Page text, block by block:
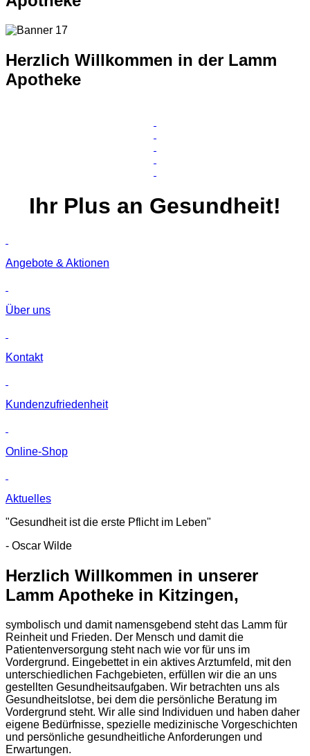
Herzlich Willkommen in der Lamm
Apotheke
Ihr Plus an Gesundheit!
Angebote & Aktionen
Über uns
Kontakt
Kunden­zufriedenheit
Online-Shop
Aktuelles
"Gesundheit ist die erste Pflicht im Leben"
- Oscar Wilde
Herzlich Willkommen in unserer
Lamm Apotheke in Kitzingen,
symbolisch und damit namensgebend steht das Lamm für
Reinheit und Frieden. Der Mensch und damit die
Patientenversorgung steht nach wie vor für uns im
Vordergrund. Eingebettet in ein aktives Arztumfeld, mit den
unterschiedlichen Fachgebieten, erfüllen wir die an uns
gestellten Gesundheitsaufgaben. Wir betrachten uns als
Gesundheitslotse, bei dem die persönliche Beratung im
Vordergrund steht. Wir alle sind Individuen und haben daher
eigene Bedürfnisse, spezielle medizinische Vorgeschichten
und persönliche gesundheitliche Anforderungen und
Erwartungen.